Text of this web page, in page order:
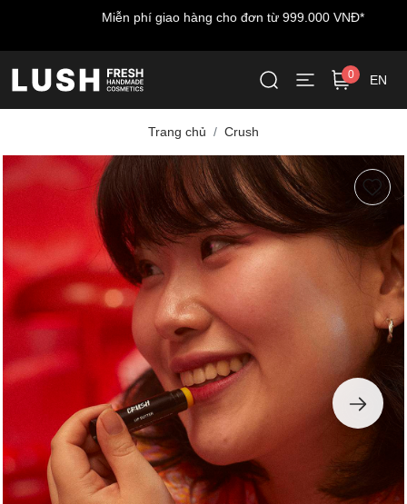
Miễn phí giao hàng cho đơn từ 999.000 VNĐ*
0 EN
Trang chủ Crush